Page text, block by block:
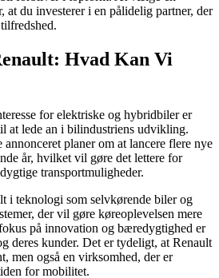
at du investerer i en pålidelig partner, der
Hvad Kan Vi
for elektriske og hybridbiler er
at lede an i bilindustriens udvikling.
planer om at lancere flere nye
år, hvilket vil gøre det lettere for
transportmuligheder.
i teknologi som selvkørende biler og
der vil gøre køreoplevelsen mere
på innovation og bæredygtighed er
deres kunder. Det er tydeligt, at Renault
men også en virksomhed, der er
for mobilitet.